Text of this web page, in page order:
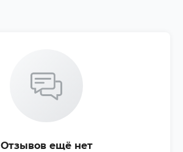
Отзывов ещё нет